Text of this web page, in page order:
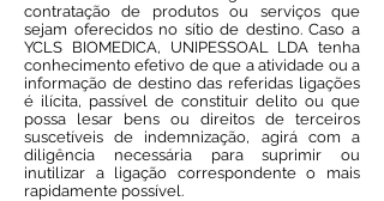
contratação de produtos ou serviços que
sejam oferecidos no sítio de destino. Caso a
YCLS BIOMEDICA, UNIPESSOAL LDA tenha
conhecimento efetivo de que a atividade ou a
informação de destino das referidas ligações
é ilícita, passível de constituir delito ou que
possa lesar bens ou direitos de terceiros
suscetíveis de indemnização, agirá com a
diligência necessária para suprimir ou
inutilizar a ligação correspondente o mais
rapidamente possível.